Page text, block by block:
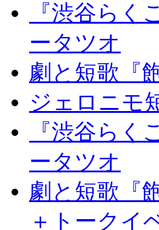
『渋谷ら
ータツオ
劇と短歌『
ジェロニモ
『渋谷ら
ータツオ
劇と短歌『
＋トークイ